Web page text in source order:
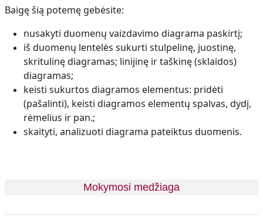
Baigę šią potemę gebėsite:
nusakyti duomenų vaizdavimo diagrama paskirtį;
iš duomenų lentelės sukurti stulpelinę, juostinę,
skritulinę diagramas; linijinę ir taškinę (sklaidos)
diagramas;
keisti sukurtos diagramos elementus: pridėti
(pašalinti), keisti diagramos elementų spalvas, dydį,
rėmelius ir pan.;
skaityti, analizuoti diagrama pateiktus duomenis.
Mokymosi medžiaga